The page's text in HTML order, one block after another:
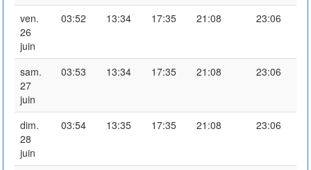
ven.
26
juin
03:52 13:34 17:35 21:08 23:06
sam.
27
juin
03:53 13:34 17:35 21:08 23:06
dim.
28
juin
03:54 13:35 17:35 21:08 23:06